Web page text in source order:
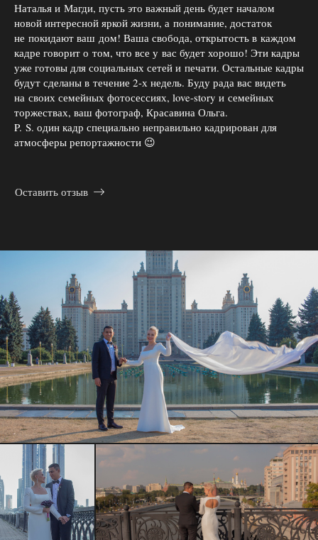
Наталья и Магди, пусть это важный день будет началом
новой интересной яркой жизни, а понимание, достаток
не покидают ваш дом! Ваша свобода, открытость в каждом
кадре говорит о том, что все у вас будет хорошо! Эти кадры
уже готовы для социальных сетей и печати. Остальные кадры
будут сделаны в течение 2-х недель. Буду рада вас видеть
на своих семейных фотосессиях, love-story и семейных
торжествах, ваш фотограф, Красавина Ольга.
P. S. один кадр специально неправильно кадрирован для
атмосферы репортажности 😉
Оставить отзыв